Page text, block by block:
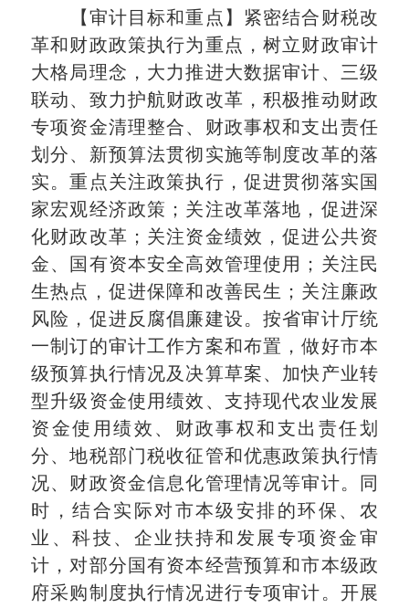
【审计目标和重点】紧密结合财税改
革和财政政策执行为重点，树立财政审计
大格局理念，大力推进大数据审计、三级
联动、致力护航财政改革，积极推动财政
专项资金清理整合、财政事权和支出责任
划分、新预算法贯彻实施等制度改革的落
实。重点关注政策执行，促进贯彻落实国
家宏观经济政策；关注改革落地，促进深
化财政改革；关注资金绩效，促进公共资
金、国有资本安全高效管理使用；关注民
生热点，促进保障和改善民生；关注廉政
风险，促进反腐倡廉建设。按省审计厅统
一制订的审计工作方案和布置，做好市本
级预算执行情况及决算草案、加快产业转
型升级资金使用绩效、支持现代农业发展
资金使用绩效、财政事权和支出责任划
分、地税部门税收征管和优惠政策执行情
况、财政资金信息化管理情况等审计。同
时，结合实际对市本级安排的环保、农
业、科技、企业扶持和发展专项资金审
计，对部分国有资本经营预算和市本级政
府采购制度执行情况进行专项审计。开展